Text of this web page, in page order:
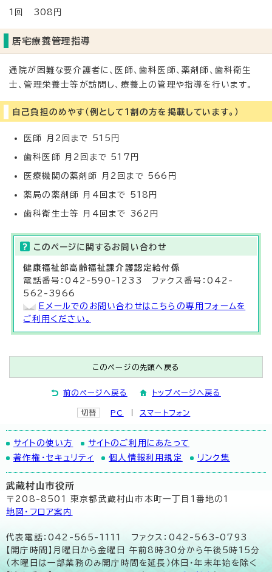
1回 308円
居宅療養管理指導
通院が困難な要介護者に、医師、歯科医師、薬剤師、歯科衛生
士、管理栄養士等が訪問し、療養上の管理や指導を行います。
自己負担のめやす（例として1割の方を掲載しています。）
医師 月2回まで 515円
歯科医師 月2回まで 517円
医療機関の薬剤師 月2回まで 566円
薬局の薬剤師 月4回まで 518円
歯科衛生士等 月4回まで 362円
このページに関する お問い合わせ
健康福祉部高齢福祉課介護認定給付係
電話番号：042-590-1233 ファクス番号：042-
562-3966
Eメールでのお問い合わせはこちらの専用フォームを
ご利用ください。
このページの先頭へ戻る
前のページへ戻る トップページへ戻る
切替 PC スマートフォン
サイトの使い方
サイトのご利用にあたって
著作権・セキュリティ
個人情報利用規定 リンク集
武蔵村山市役所
〒208-8501 東京都武蔵村山市本町一丁目1番地の1
地図･フロア案内
代表電話：042-565-1111 ファクス：042-563-0793
【開庁時間】月曜日から金曜日 午前8時30分から午後5時15分
（木曜日は一部業務のみ開庁時間を延長）休日・年末年始を除く